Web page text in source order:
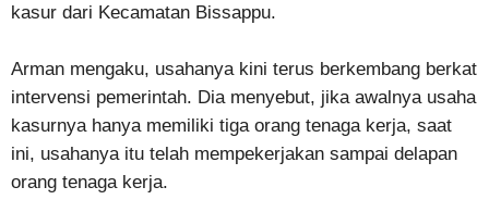
kasur dari Kecamatan Bissappu.
Arman mengaku, usahanya kini terus berkembang berkat
intervensi pemerintah. Dia menyebut, jika awalnya usaha
kasurnya hanya memiliki tiga orang tenaga kerja, saat
ini, usahanya itu telah mempekerjakan sampai delapan
orang tenaga kerja.